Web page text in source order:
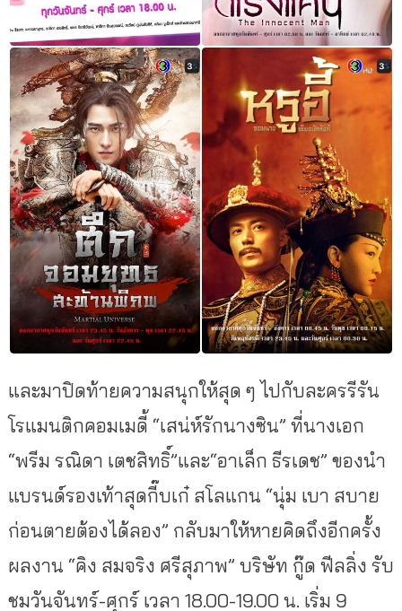
และมาปิดท้ายความสนุกให้สุด ๆ ไปกับละครรีรัน
โรแมนติกคอมเมดี้ “เสน่ห์รักนางซิน” ที่นางเอก
“พรีม รณิดา เตชสิทธิ์”และ“อาเล็ก ธีรเดช” ของนำ
แบรนด์รองเท้าสุดกี๊บเก๋ สโลแกน “นุ่ม เบา สบาย
ก่อนตายต้องได้ลอง” กลับมาให้หายคิดถึงอีกครั้ง
ผลงาน “คิง สมจริง ศรีสุภาพ” บริษัท กู๊ด ฟีลลิ่ง รับ
ชมวันจันทร์-ศุกร์ เวลา 18.00-19.00 น. เริ่ม 9